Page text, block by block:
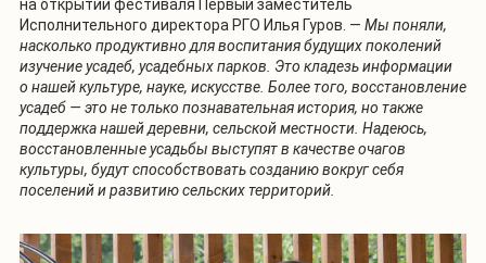
на открытии фестиваля Первый заместитель
Исполнительного директора РГО Илья Гуров. — Мы поняли,
насколько продуктивно для воспитания будущих поколений
изучение усадеб, усадебных парков. Это кладезь информации
о нашей культуре, науке, искусстве. Более того, восстановление
усадеб — это не только познавательная история, но также
поддержка нашей деревни, сельской местности. Надеюсь,
восстановленные усадьбы выступят в качестве очагов
культуры, будут способствовать созданию вокруг себя
поселений и развитию сельских территорий.